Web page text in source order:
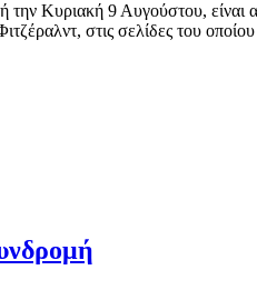
την Κυριακή 9 Αυγούστου, είναι
στις σελίδες του